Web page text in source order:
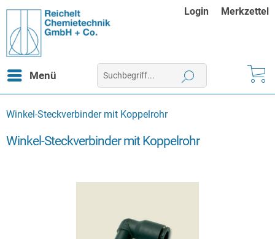
Login Merkzettel
Menü
Winkel-Steckverbinder mit Koppelrohr
Winkel-Steckverbinder mit Koppelrohr